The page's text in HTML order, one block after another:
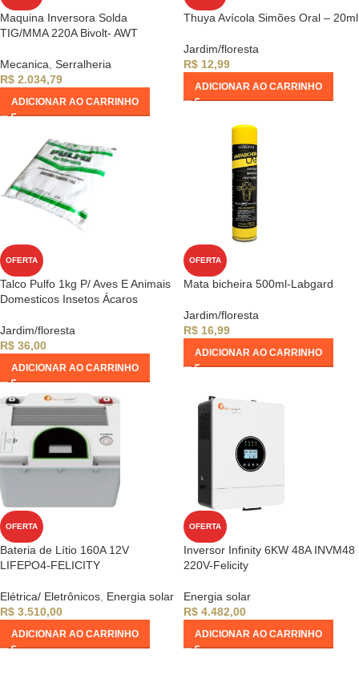
Maquina Inversora Solda
TIG/MMA 220A Bivolt- AWT
Mecanica Serralheria
R$ 2.034,79
ADICIONAR AO CARRINHO
Thuya Avícola Simões Oral – 20ml
Jardim/floresta
R$12,99
ADICIONAR AO CARRINHO
OFERTA
Talco Pulfo 1kg P/ Aves E Animais
Domesticos Insetos Ácaros
Jardim/floresta
R$ 36,00
ADICIONAR AO CARRINHO
OFERTA
Mata bicheira 500ml-Labgard
Jardim/floresta
R$16,99
ADICIONAR AO CARRINHO
OFERTA
Bateria de Lítio 160A 12V
LIFEPO4-FELICITY
Elétrica/ Eletrônicos Energia solar
R$ 3.510,00
ADICIONAR AO CARRINHO
OFERTA
Inversor Infinity 6KW 48A INVM48
220V-Felicity
Energia solar
R$4.482,00
ADICIONAR AO CARRINHO